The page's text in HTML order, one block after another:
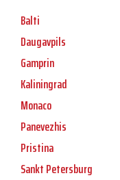
Balti
Daugavpils
Gamprin
Kaliningrad
Monaco
Panevezhis
Pristina
Sankt Petersburg